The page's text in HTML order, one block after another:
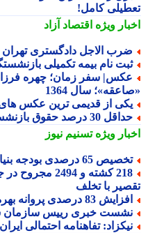
کامل!
ویژهاقتصاد آزاد
الاجل دادگستری تهران برای
نام بیمه تکمیلی بازنشستگان تا 31 مرداد ادامه
سال 1364
از قدیمی ترین عکس های ثبت
30 درصد حقوق بازنشستگان صرف درمان می شود
ویژهتسنیم نیوز
65 درصدی بودجه بنیاد ملی نخبگان در سال 1404
با تخلف
83 درصدی پروانه بهره برداری صنعتی در اردبیل
خبری رییس سازمان
تفاهنامه احتمالی